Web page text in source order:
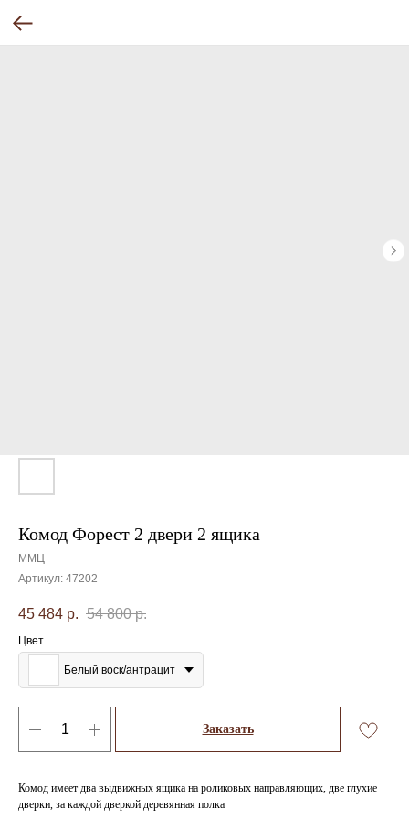
Комод Форест 2 двери 2 ящика
ММЦ
Артикул: 47202
45 484 р. 54 800 р.
Цвет
Белый воск/антрацит
Заказать
Комод имеет два выдвижных ящика на роликовых направляющих, две глухие
дверки, за каждой дверкой деревянная полка